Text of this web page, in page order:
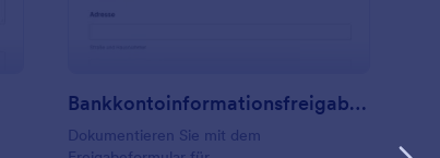
Bankkontoinformationsfreigabeformular
Dokumentieren Sie mit dem